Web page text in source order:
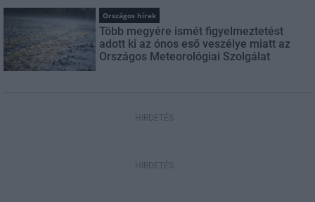
Országos hírek
Több megyére ismét figyelmeztetést
adott ki az ónos eső veszélye miatt az
Országos Meteorológiai Szolgálat
HIRDETÉS
HIRDETÉS